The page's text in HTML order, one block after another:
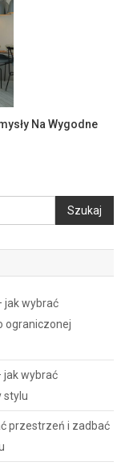
Na Wygodne
Szukaj
jak wybrać
ograniczonej
jak wybrać
stylu
przestrzeń i zadbać